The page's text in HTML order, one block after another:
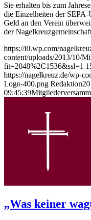
Sie erhalten bis zum
die Einzelheiten der
Geld an den Verein
der
https://i0.wp.com/
content/uploads/2013/10/
fit=2048%2C1536&ssl=1
https://nagelkreuz.de/wp-
Logo-400.png Redaktion
09:45:39
„Was keiner